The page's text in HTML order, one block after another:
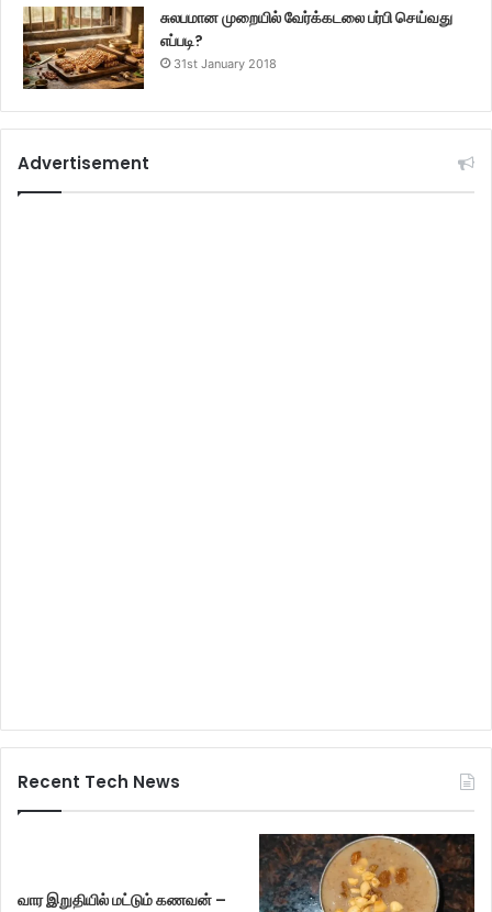
சுலபமான முறையில் வேர்க்கடலை பர்பி செய்வது
எப்படி?
31st January 2018
Advertisement
Recent Tech News
வார இறுதியில் மட்டும் கணவன் –